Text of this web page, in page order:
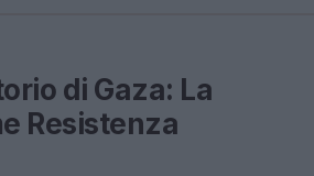
di Gaza: La
Resistenza